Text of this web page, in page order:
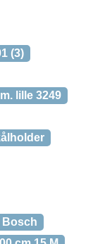
(3)
lille 3249
Bosch